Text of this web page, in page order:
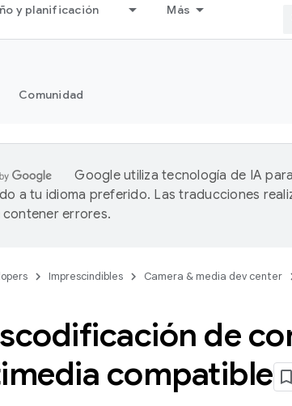
y planificación Más
Comunidad
Google utiliza tecnología de IA
a tu idioma preferido. Las traducciones
errores.
Imprescindibles Camera & media dev center
de
compatible